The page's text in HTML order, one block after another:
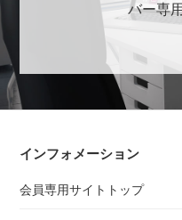
バー専
インフォメーション
会員専用サイトトップ